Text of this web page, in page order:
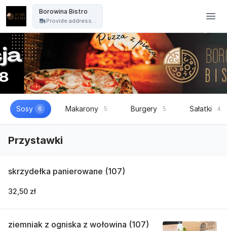
Borowina Bistro
Provide address...
Sosy 6 Makarony 5 Burgery 5 Sałatki 4
Przystawki
skrzydełka panierowane (107)
32,50 zł
ziemniak z ogniska z wołowina (107)